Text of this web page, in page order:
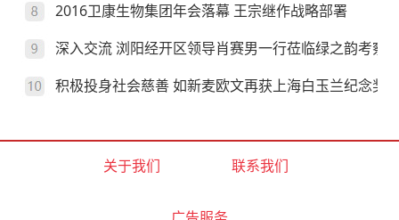
2016卫康生物集团年会落幕 王宗继作战略部署
深入交流 浏阳经开区领导肖赛男一行莅临绿之韵考察
积极投身社会慈善 如新麦欧文再获上海白玉兰纪念奖
关于我们 联系我们